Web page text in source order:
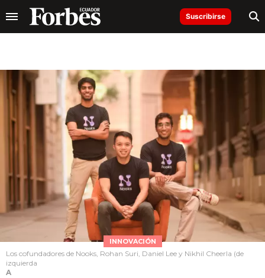
Suscribirse
INNOVACIÓN
Los cofundadores de Nooks, Rohan Suri, Daniel Lee y Nikhil Cheerla (de
izquierda
A